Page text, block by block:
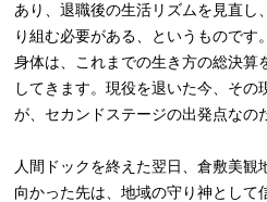
あり、退職後の生活リズムを見直し
り組む必要がある、というものです。
身体は、これまでの生き方の総決算
してきます。現役を退いた今、その
が、セカンドステージの出発点なの
人間ドックを終えた翌日、倉敷美観
向かった先は、地域の守り神として